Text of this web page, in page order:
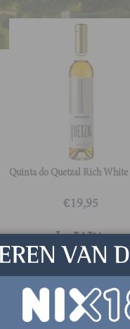
Quinta do Quetzal Rich White
€19,95
van de Wijn
assortiment
een filmend
tot bijzondere wijnen